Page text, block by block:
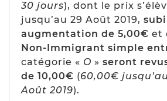
30 jours), dont le prix
jusqu’au 29 Août 2019,
augmentation de 5,00€ et
Non-Immigrant simple
catégorie « O » seront
de 10,00€ (60,00€
Août 2019).